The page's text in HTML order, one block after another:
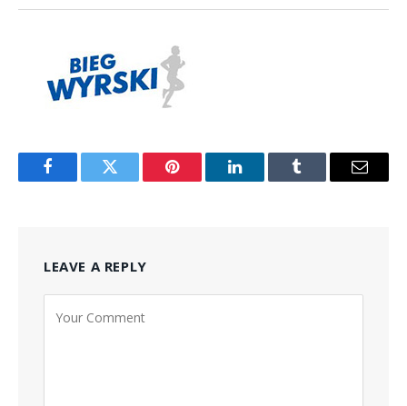
FacebookTwitter Pinterest LinkedInTumblr Email
LEAVE A REPLY